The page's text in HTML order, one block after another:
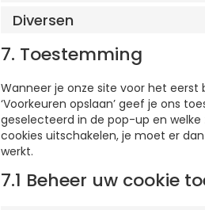
Diversen
7. Toestemming
Wanneer je onze site voor het
‘Voorkeuren opslaan’ geef je ons
geselecteerd in de pop-up en
cookies uitschakelen, je moet er
werkt.
7.1 Beheer uw cookie